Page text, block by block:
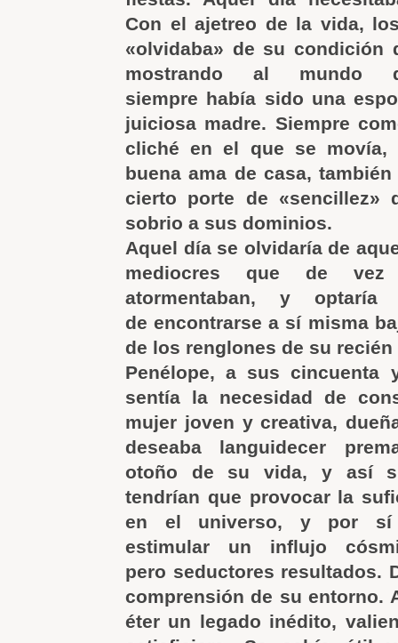
Con el ajetreo de la vida,
«olvidaba» de su condición
mostrando al mundo
siempre había sido una
juiciosa madre. Siempre
cliché en el que se movía,
buena ama de casa,
cierto porte de «sencillez»
sobrio a sus dominios.
Aquel día se olvidaría de
mediocres que de
atormentaban, y
de encontrarse a sí misma
de los renglones de su
Penélope, a sus cincuenta
sentía la necesidad de
mujer joven y creativa,
deseaba languidecer
otoño de su vida, y así
tendrían que provocar la
en el universo, y por sí
estimular un influjo
pero seductores resultados.
comprensión de su entorno.
éter un legado inédito,